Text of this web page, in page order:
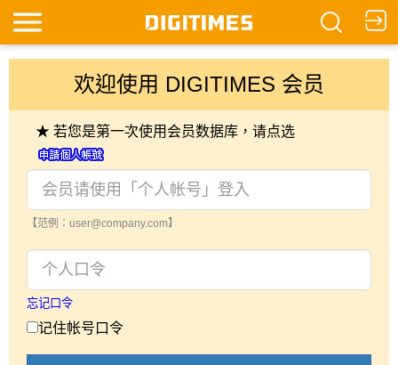
欢迎使用 DIGITIMES 会员
★ 若您是第一次使用会员数据库，请点选
【范例：user@company.com】
忘记口令
记住帐号口令